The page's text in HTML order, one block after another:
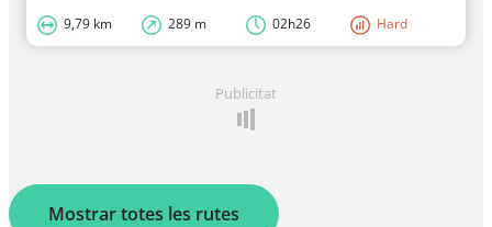
9,79 km 289 m 02h26 Hard
Publicitat
Mostrar totes les rutes